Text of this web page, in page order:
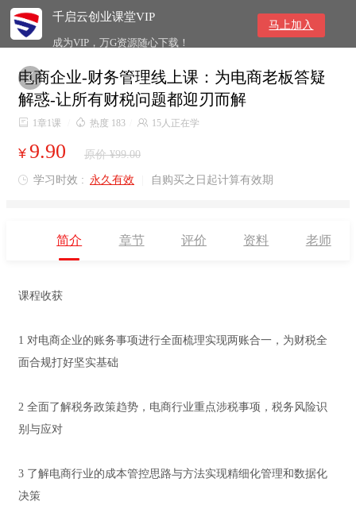
千启云创业课堂VIP
成为VIP，万G资源随心下载！
马上加入

电商企业-财务管理线上课：为电商老板答疑
解惑-让所有财税问题都迎刃而解
 1章1课  热度 183  15人正在学
¥ 9.90 原价 ¥99.00
 学习时效 : 永久有效 自购买之日起计算有效期
简介 章节 评价 资料 老师
课程收获
1 对电商企业的账务事项进行全面梳理实现两账合一，为财税全
面合规打好坚实基础
2 全面了解税务政策趋势，电商行业重点涉税事项，税务风险识
别与应对
3 了解电商行业的成本管控思路与方法实现精细化管理和数据化
决策